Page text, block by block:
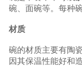
碗、面碗等。每种
材质
碗的材质主要有陶
因其保温性能好和